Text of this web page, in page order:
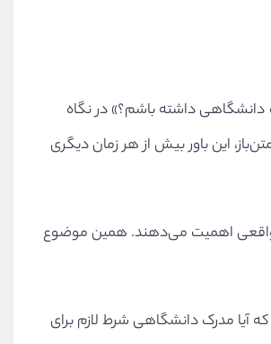
دانشگاهی داشته باشم؟» در نگاه
این باور بیش از هر زمان دیگری
واقعی اهمیت می‌دهند. همین موضوع
آیا مدرک دانشگاهی شرط لازم برای